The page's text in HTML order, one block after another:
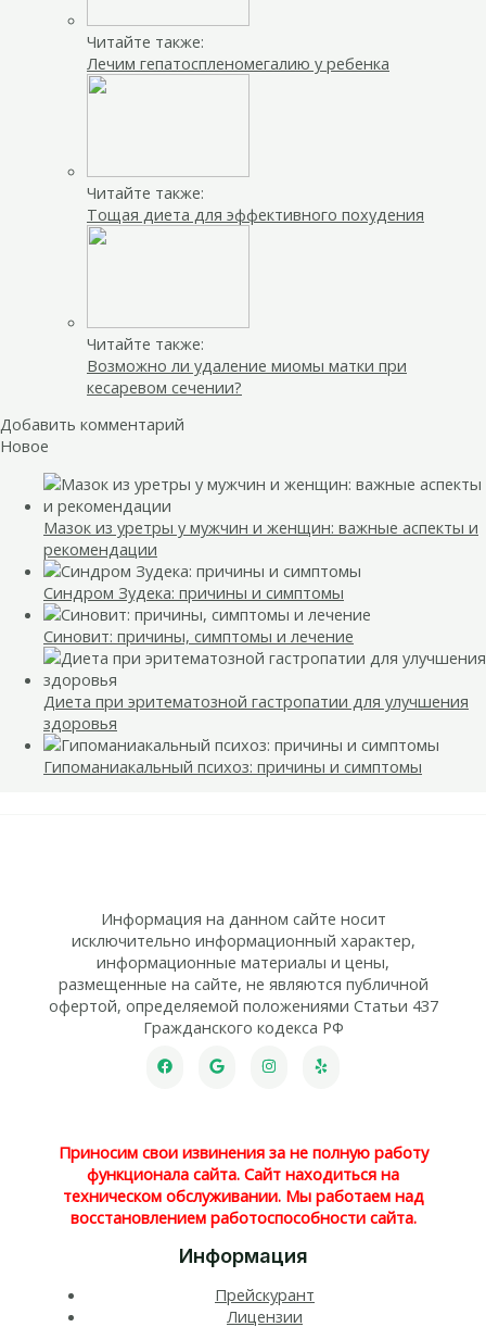
Читайте также:
Лечим гепатоспленомегалию у ребенка
Читайте также:
Тощая диета для эффективного похудения
Читайте также:
Возможно ли удаление миомы матки при
кесаревом сечении?
Добавить комментарий
Новое
Мазок из уретры у мужчин и женщин: важные аспекты и
рекомендации
Синдром Зудека: причины и симптомы
Синовит: причины, симптомы и лечение
Диета при эритематозной гастропатии для улучшения
здоровья
Гипоманиакальный психоз: причины и симптомы
Информация на данном сайте носит
исключительно информационный характер,
информационные материалы и цены,
размещенные на сайте, не являются публичной
офертой, определяемой положениями Статьи 437
Гражданского кодекса РФ
Приносим свои извинения за не полную работу
функционала сайта. Сайт находиться на
техническом обслуживании. Мы работаем над
восстановлением работоспособности сайта.
Информация
Прейскурант
Лицензии